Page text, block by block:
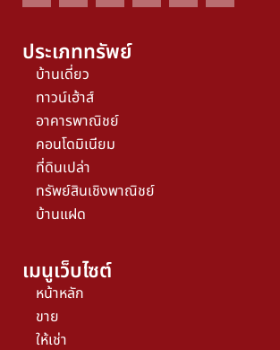
ประเภททรัพย์
บ้านเดี่ยว
ทาวน์เฮ้าส์
อาคารพาณิชย์
คอนโดมิเนียม
ที่ดินเปล่า
ทรัพย์สินเชิงพาณิชย์
บ้านแฝด
เมนูเว็บไซต์
หน้าหลัก
ขาย
ให้เช่า